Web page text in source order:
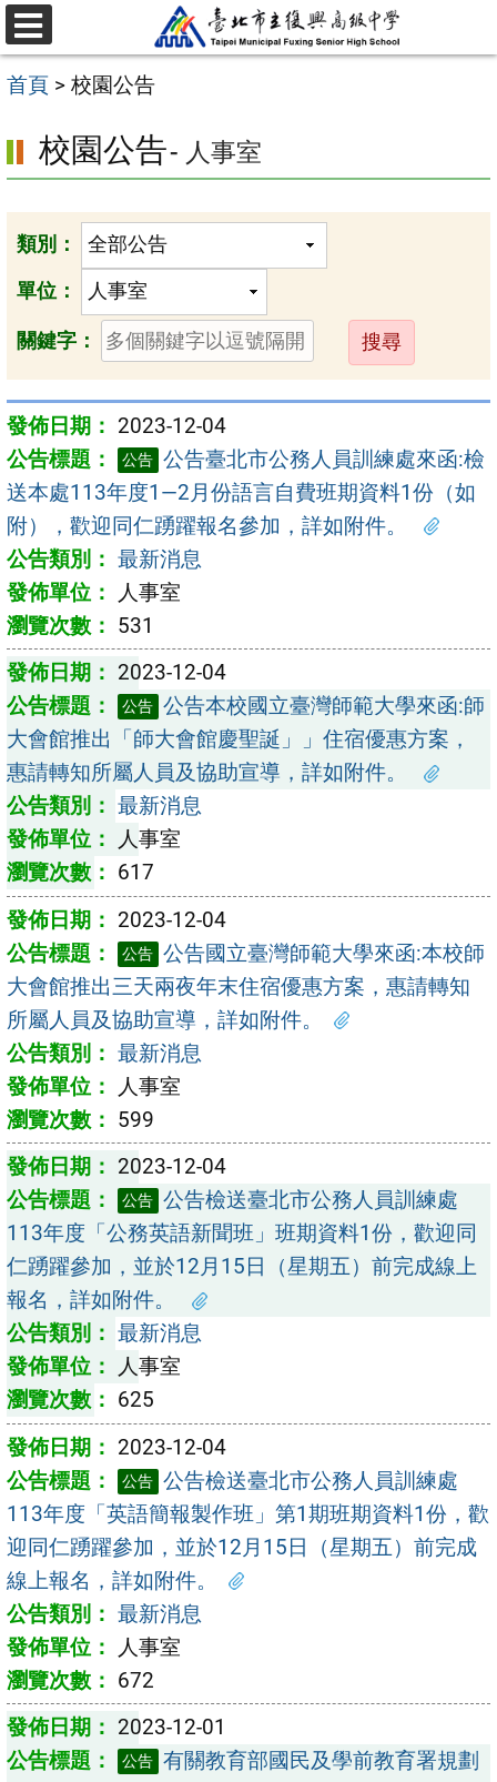
跳
至
主
內
容
區
選
單
首頁 > 校園公告
校園公告- 人事室
類別：
單位：
關鍵字：
送
出
2023-12-04
公告 公告臺北市公務人員訓練處來函:檢
送本處113年度1—2月份語言自費班期資料1份（如
附），歡迎同仁踴躍報名參加，詳如附件。
最新消息
人事室
531
2023-12-04
公告 公告本校國立臺灣師範大學來函:師
大會館推出「師大會館慶聖誕」」住宿優惠方案，
惠請轉知所屬人員及協助宣導，詳如附件。
最新消息
人事室
617
2023-12-04
公告 公告國立臺灣師範大學來函:本校師
大會館推出三天兩夜年末住宿優惠方案，惠請轉知
所屬人員及協助宣導，詳如附件。
最新消息
人事室
599
2023-12-04
公告 公告檢送臺北市公務人員訓練處
113年度「公務英語新聞班」班期資料1份，歡迎同
仁踴躍參加，並於12月15日（星期五）前完成線上
報名，詳如附件。
最新消息
人事室
625
2023-12-04
公告 公告檢送臺北市公務人員訓練處
113年度「英語簡報製作班」第1期班期資料1份，歡
迎同仁踴躍參加，並於12月15日（星期五）前完成
線上報名，詳如附件。
最新消息
人事室
672
2023-12-01
公告 有關教育部國民及學前教育署規劃